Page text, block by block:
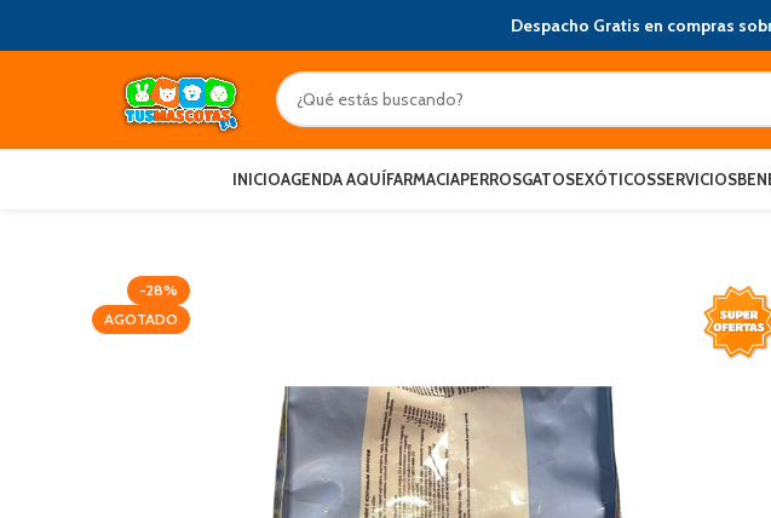
Despacho Gratis en compras
INICIOAGENDA AQUÍFARMACIAPERROSGATOSEXÓTICOSSERVICIOS
-28%
AGOTADO